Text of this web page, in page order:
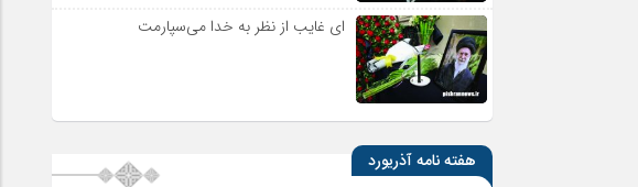
ای غایب از نظر به خدا می‌سپارمت
هفته نامه آذریورد